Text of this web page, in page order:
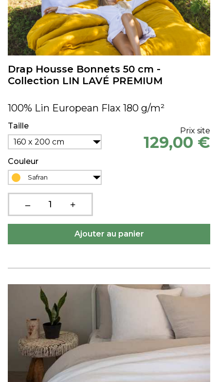
Drap Housse Bonnets 50 cm -
Collection LIN LAVÉ PREMIUM
100% Lin European Flax 180 g/m²
Taille
160 x 200 cm
Couleur
Safran
Prix site
129,00 €